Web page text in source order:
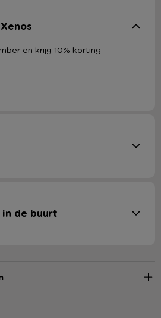
en krijg 10% korting
de buurt